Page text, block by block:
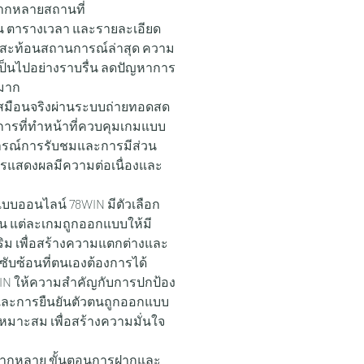
กหลายสถานที่
รางเวลา และรายละเอียด
สะท้อนสถานการณ์ล่าสุด ความ
นไปอย่างราบรื่น ลดปัญหาการ
าก
มือนจริงผ่านระบบถ่ายทอดสด
ารที่ทำหน้าที่ควบคุมเกมแบบ
รณ์การรับชมและการมีส่วน
สดงผลมีความต่อเนื่องและ
ออนไลน์ 78WIN มีตัวเลือก
แต่ละเกมถูกออกแบบให้มี
เพื่อสร้างความแตกต่างและ
บซ้อนที่ตนเองต้องการได้
ให้ความสำคัญกับการปกป้อง
ะการยืนยันตัวตนถูกออกแบบ
าะสม เพื่อสร้างความมั่นใจ
กหลาย ขั้นตอนการฝากและ